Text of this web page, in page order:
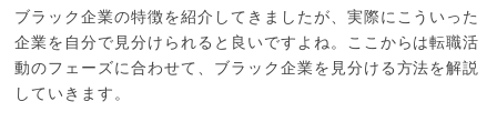
ブラック企業の特徴を紹介してきましたが、実際にこういった
企業を自分で見分けられると良いですよね。ここからは転職活
動のフェーズに合わせて、ブラック企業を見分ける方法を解説
していきます。